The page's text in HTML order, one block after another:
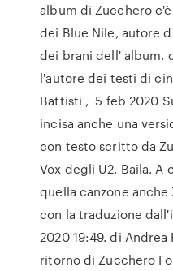
album di Zucchero c'è
dei Blue Nile, autore
dei brani dell' album.
l'autore dei testi di
Battisti , 5 feb 2020
incisa anche una
con testo scritto da
Vox degli U2. Baila.
quella canzone
con la traduzione
2020 19:49. di Andrea
ritorno di Zucchero